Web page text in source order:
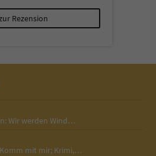
Rezension
Wir werden Wind…
mit mir; Krimi,…